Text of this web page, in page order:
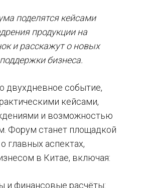
поделятся кейсами
продукции на
и расскажут о новых
бизнеса.
двухдневное событие,
кейсами,
и возможностью
Форум станет площадкой
главных аспектах,
в Китае, включая:
и финансовые расчёты: